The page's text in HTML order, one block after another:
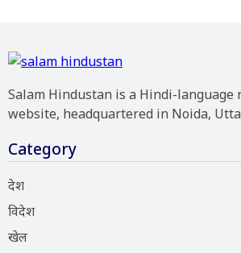
Salam Hindustan is a Hindi-language
website, headquartered in Noida,
Category
देश
विदेश
खेल